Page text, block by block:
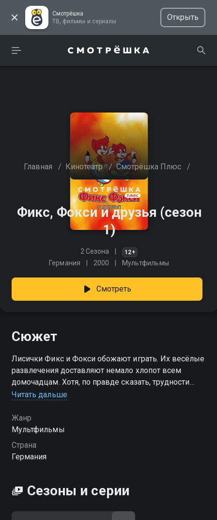
Смотрёшка
ТВ, фильмы и сериалы
Открыть
Главная / Кинотеатр / Смотрёшка Плюс /
Фикс, Фокси и друзья (сезон
1)
2 Сезона 12+
Германия 2000 Мультфильмы
Смотреть
Сюжет
Лисички Фикс и Фокси обожают играть. Их весёлые
развлечения доставляют немало хлопот всем
домочадцам. Хотя, по правде сказать, трудности
возникают не только из-за братишек-лисичек.
Посмотреть онлайн 1 сезон сериала Фикс, Фокси и
друзья вы можете совершенно бесплатно в
хорошем HD качестве на Смотрёшке
Читать дальше
Жанр
Мультфильмы
Страна
Германия
Сезоны и серии